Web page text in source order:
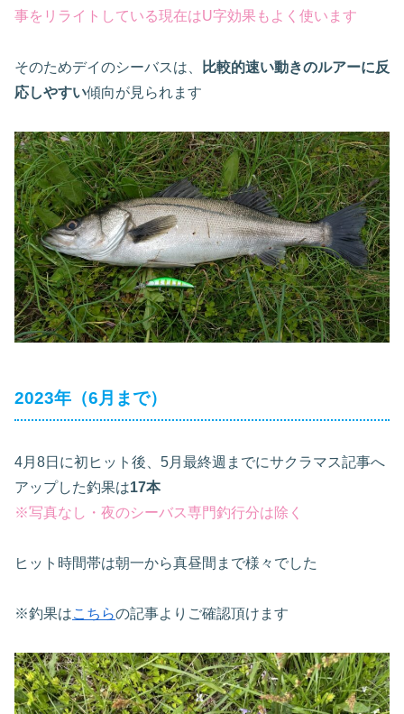
事をリライトしている現在はU字効果もよく使います
そのためデイのシーバスは、
比較的速い動きのルアーに反
応しやすい傾向が見られます
2023年（6月まで）
4月8日に初ヒット後、5月最終週までにサクラマス記事へ
アップした釣果は17本
※写真なし・夜のシーバス専門釣行分は除く
ヒット時間帯は朝一から真昼間まで様々でした
※釣果はこちらの記事よりご確認頂けます